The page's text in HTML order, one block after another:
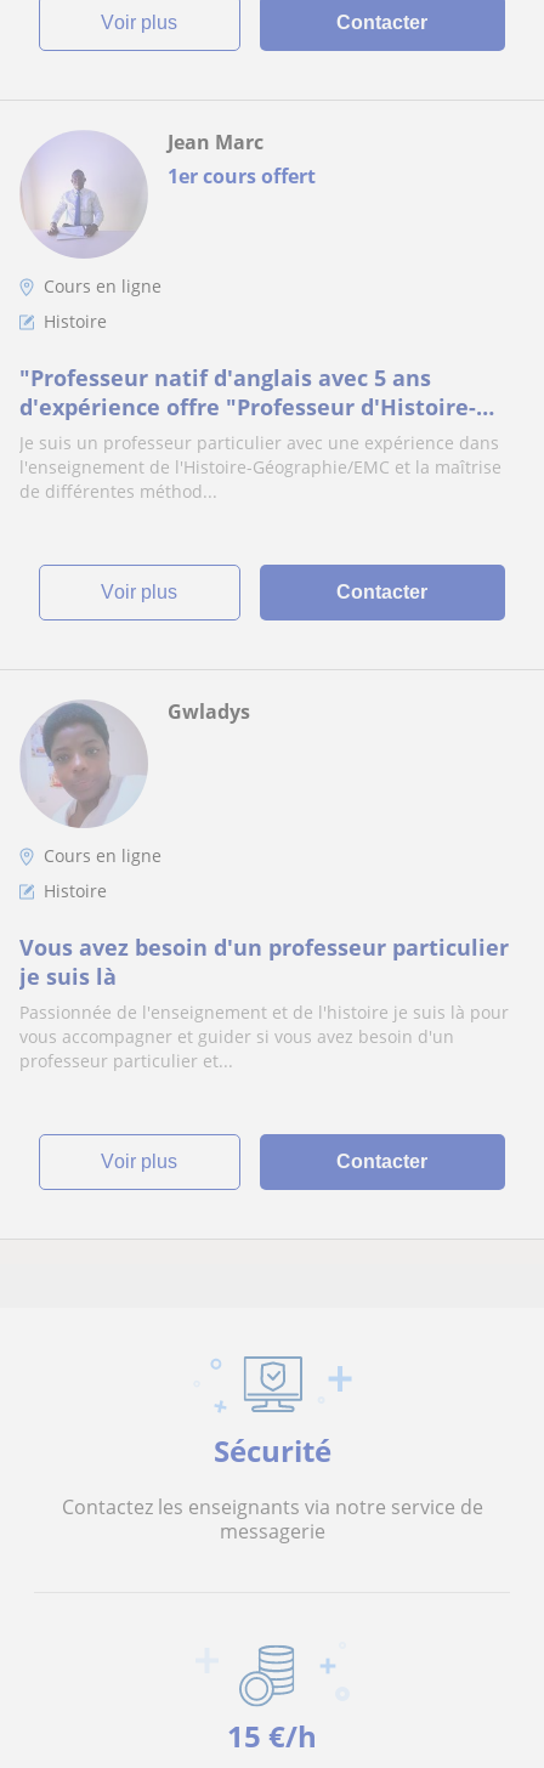
voir plus Contacter
1er cours offert
Jean Marc
Cours en ligne
Histoire
"Professeur natif d'anglais avec 5 ans
d'expérience offre "Professeur d'Histoire-
Géographie/EMC. Diplôme supérieur en
Histoire avec plus de 5 ans d'expérience
donne des cours en ligne"
Je suis un professeur particulier avec une expérience dans
l'enseignement de l'Histoire-Géographie/EMC et la maîtrise
de différentes méthod...
voir plus Contacter
Gwladys
Cours en ligne
Histoire
Vous avez besoin d'un professeur particulier
je suis là
Passionnée de l'enseignement et de l'histoire je suis là pour
vous accompagner et guider si vous avez besoin d'un
professeur particulier et...
voir plus Contacter
Sécurité
Contactez les enseignants via notre service de
messagerie
15 €/h